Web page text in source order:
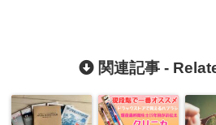
関連記事 -